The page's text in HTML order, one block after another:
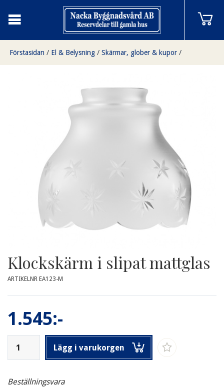
Förstasidan / El & Belysning / Skärmar, glober & kupor /
Klockskärm i slipat mattglas
ARTIKELNR EA123-M
1.545:-
Lägg i varukorgen
Beställningsvara